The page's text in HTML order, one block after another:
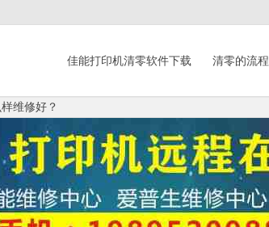
佳能打印机清零软件下载 清零的流程
维修好？